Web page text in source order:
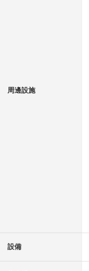
周邊設施
設備